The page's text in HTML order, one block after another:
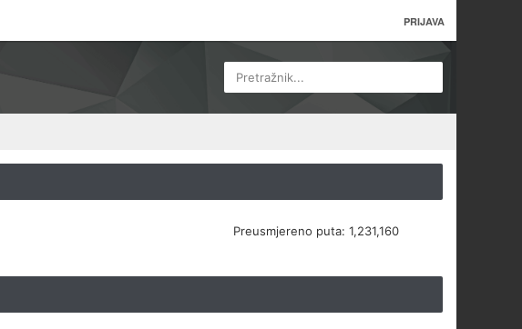
PRIJAVA
Pretražnik...
Preusmjereno puta: 1,231,160